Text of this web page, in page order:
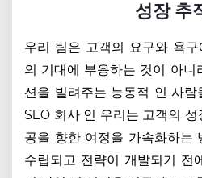
성장 추
우리 팀은 고객의 요구와 욕
의 기대에 부응하는 것이 아니
션을 빌려주는 능동적 인 사
SEO 회사 인 우리는 고객의
공을 향한 여정을 가속화하는
수립되고 전략이 개발되기 전